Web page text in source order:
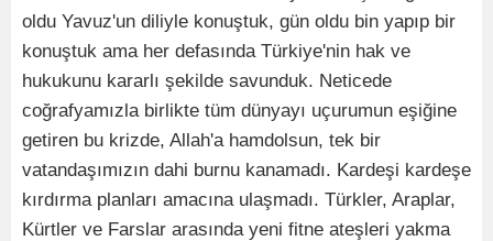
oldu Yavuz'un diliyle konuştuk, gün oldu bin yapıp bir
konuştuk ama her defasında Türkiye'nin hak ve
hukukunu kararlı şekilde savunduk. Neticede
coğrafyamızla birlikte tüm dünyayı uçurumun eşiğine
getiren bu krizde, Allah'a hamdolsun, tek bir
vatandaşımızın dahi burnu kanamadı. Kardeşi kardeşe
kırdırma planları amacına ulaşmadı. Türkler, Araplar,
Kürtler ve Farslar arasında yeni fitne ateşleri yakma